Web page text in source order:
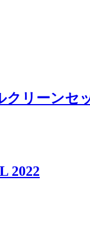
クリーン
2022